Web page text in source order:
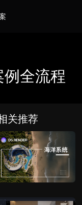
例全流程
关推荐